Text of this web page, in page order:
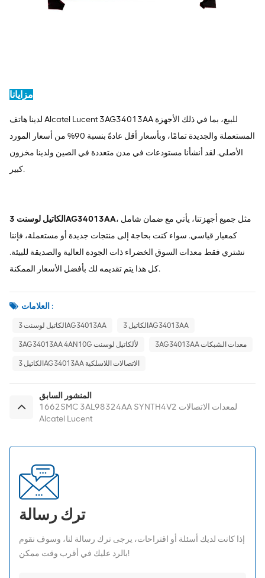
مزايانا
لدينا هاتف Alcatel Lucent 3AG34013AA للبيع، بما في ذلك الأجهزة
المستعملة والجديدة تمامًا، وبأسعار أقل عادةً بنسبة 90% من أسعار المورد
الأصلي. لقد أنشأنا مستودعات في مدن متعددة في الصين ولدينا مخزون
كبير.
الكاتيل لوسنت 3AG34013AA، مثل جميع أجهزتنا، يأتي مع ضمان شامل
كمعيار قياسي. سواء كنت بحاجة إلى منتجات جديدة أو مستعملة، فإننا
نشتري فقط معدات السوق الخضراء ذات الجودة العالية والصديقة للبيئة.
كل هذا يتم تقديمه لك بأفضل الأسعار الممكنة.
العلامات :
الكاتيل لوسنت 3AG34013AA الكاتيل 3AG34013AA
3AG34013AA 4AN10G لألكاتيل لوسنت 3AG34013AA معدات الشبكات
الكاتيل 3AG34013AA الاتصالات اللاسلكية
المنشور السابق
1662SMC 3AL98324AA SYNTH4V2 لمعدات الاتصالات
Alcatel Lucent
ترك رسالة
إذا كانت لديك أسئلة أو اقتراحات، يرجى ترك رسالة لنا، وسوف نقوم
بالرد عليك في أقرب وقت ممكن!